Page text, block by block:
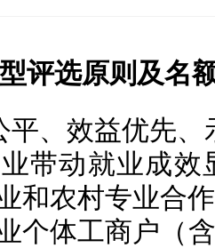
评选原则及名
平、效益优先
带动就业成
和农村专业合
个体工商户（